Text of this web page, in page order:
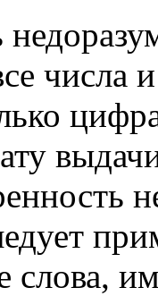
числа
слова,